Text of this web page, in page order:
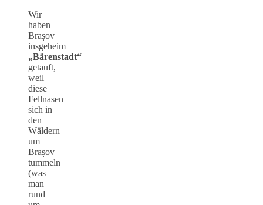
Wir
haben
Brașov
insgeheim
„Bärenstadt“
getauft,
weil
diese
Fellnasen
sich in
den
Wäldern
um
Brașov
tummeln
(was
man
rund